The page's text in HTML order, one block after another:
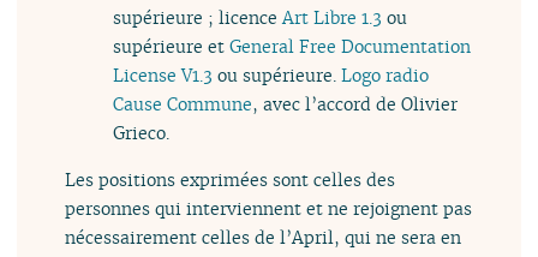
supérieure ; licenceArt Libre 1.3 ou
supérieure etGeneral Free Documentation
License V1.3 ou supérieure.Logo radio
Cause Commune, avec l’accord de Olivier
Grieco.
Les positions exprimées sont celles des
personnes qui interviennent et ne rejoignent pas
nécessairement celles de l’April, qui ne sera en